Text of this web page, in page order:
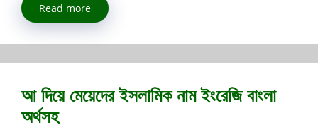
Read more
আ দিয়ে মেয়েদের ইসলামিক নাম ইংরেজি বাংলা
অর্থসহ